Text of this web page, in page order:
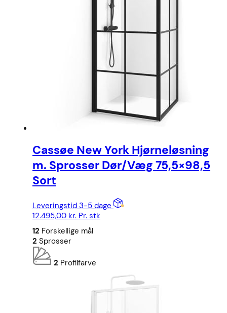
Cassøe New York Hjørneløsning
m. Sprosser Dør/Væg 75,5×98,5
Sort
Leveringstid 3-5 dage
12.495,00 kr. Pr. stk
12 Forskellige mål
2 Sprosser
2 Profilfarve